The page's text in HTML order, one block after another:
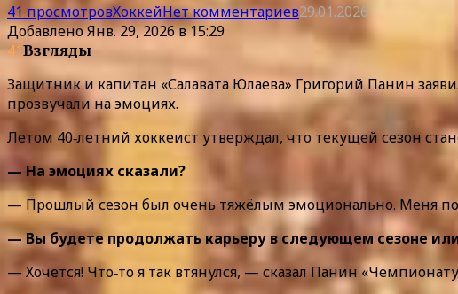
41 просмотровХоккейНет комментариев29.01.2026
ДобавленоЯнв. 29, 2026 в 15:29
41Взгляды
Защитник и капитан «Салавата Юлаева» Григорий Панин
прозвучали на эмоциях.
Летом 40‑летний хоккеист утверждал, что текущей сезон
— На эмоциях сказали?
— Прошлый сезон был очень тяжёлым эмоционально. Меня
— Вы будете продолжать карьеру в следующем сезоне
— Хочется! Что‑то я так втянулся, — сказал Панин